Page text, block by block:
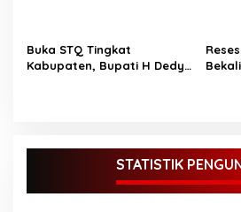
Buka STQ Tingkat
Kabupaten, Bupati H Dedy
Dedy Putra didampingi
Wakil Bupati Bungo Ustadz
Dayat membuka secara
resmi Seleksi Tilawatil
STATISTIK